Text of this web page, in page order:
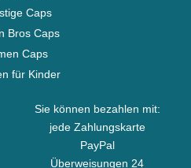
Caps
Bros Caps
Caps
für Kinder
Sie können bezahlen mit:
jede Zahlungskarte
PayPal
Überweisungen 24